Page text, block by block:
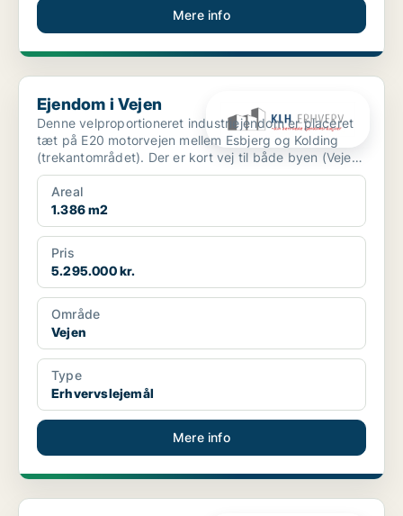
Mere info
Ejendom i Vejen
Ejendom i Vejen
Denne velproportioneret industriejendom er placeret
tæt på E20 motorvejen mellem Esbjerg og Kolding
(trekantområdet). Der er kort vej til både byen (Vejen)
o...
Areal
1.386 m2
Pris
5.295.000 kr.
Område
Vejen
Type
Erhvervslejemål
Mere info
Ejendom i Toftlund